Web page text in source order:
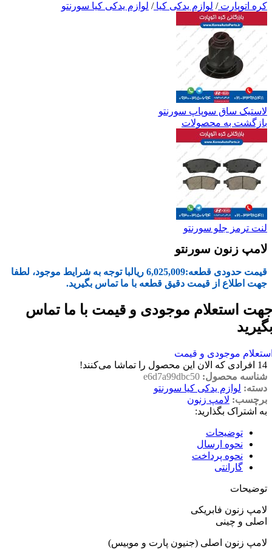
کره اتوپارت/ لوازم یدکی کیا/ لوازم یدکی کیا سورنتو
لاستیک ساق سوپاپ سورنتو
بازگشت به محصولات
لنت ترمز جلو سورنتو
لامپ زنون سورنتو
قیمت حدودی قطعه:6,025,009 ریالبا توجه به شرایط موجود، لطفا
جهت اطلاع از قیمت دقیق قطعه با ما تماس بگیرید.
استعلام موجودی و قیمت با ما تماس
موجودی و قیمت
14 افرادی که الان این محصول را تماشا می‌کنند!
شناسه محصول: e6d7a99dbc50
دسته: لوازم یدکی کیا سورنتو
برچسب: لامپ زنون
به اشتراک بگذارید:
توضیحات
نحوه ارسال
نحوه پرداخت
گارانتی
توضیحات
لامپ زنون فابریکی
اصلی و چینی
لامپ زنون اصلی (جنیون پارت و موبیس)